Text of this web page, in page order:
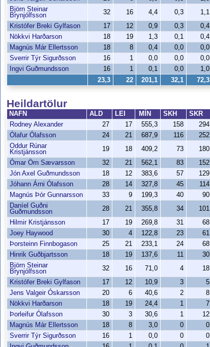
Heildartölur
NAFN ALD LEI MÍN SKH SKR
Rodney Alexander
27 17 555,3 158 294
Ólafur Ólafsson
24 21 687,9 116 252
Oddur Rúnar
Kristjánsson
19 18 409,2 73 180
Ómar Örn Sævarsson
32 21 562,1 83 152
Jón Axel Guðmundsson
18 12 383,6 57 129
Jóhann Árni Ólafsson
28 14 327,8 45 114
Magnús Þór Gunnarsson
33 9 199,3 40 90
Daníel Guðni
Guðmundsson
28 21 355,8 34 101
Hilmir Kristjánsson
17 19 269,8 31 68
Joey Haywood
30 4 122,8 23 61
Þorsteinn Finnbogason
25 21 233,1 24 68
Hinrik Guðbjartsson
18 19 137,6 11 30
Björn Steinar
Brynjólfsson
32 16 71,0 4 18
Kristófer Breki Gylfason
17 12 10,9 3 5
Jens Valgeir Óskarsson
20 6 40,6 2 8
Nökkvi Harðarson
18 19 24,4 1 7
Þorleifur Ólafsson
30 3 30,6 1 12
Magnús Már Ellertsson
18 8 3,0 0 0
Sverrir Týr Sigurðsson
16 1 0,0 0 0
Björn Steinar
Brynjólfsson
32 16 4,4 0,3 1,1
Kristófer Breki Gylfason
17 12 0,9 0,3 0,4
Nökkvi Harðarson
18 19 1,3 0,1 0,4
Magnús Már Ellertsson
18 8 0,4 0,0 0,0
Sverrir Týr Sigurðsson
16 1 0,0 0,0 0,0
Ingvi Guðmundsson
16 1 0,1 0,0 1,0
23,3 22 201,1 32,1 72,3